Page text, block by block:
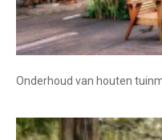
Onderhoud van houten